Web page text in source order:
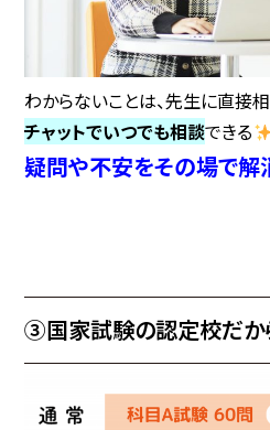
わからないことは、先生に直接
チャットでいつでも相談できる
疑問や不安をその場で解
③国家試験の認定校だか